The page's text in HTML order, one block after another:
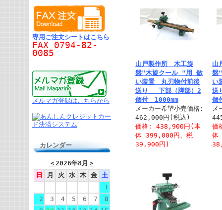
専用ご注文シートはこちら
FAX 0794-82-
0085
メルマガ登録はこちらから
カレンダー
＜ 2026年8月 ＞
日
月 火 水 木 金
土
1
2
3 4 5 6 7
8
山戸製作所 木工旋
盤"木旋クール "用 倣
い装置 丸刃物付前後
送り 下部（脚部）2
個付 1000mm
メーカー希望小売価格:
462,000円(税込)
価格: 438,900円(本
体 399,000円、税
39,900円)
山
盤
い
送
個
メ
価
体